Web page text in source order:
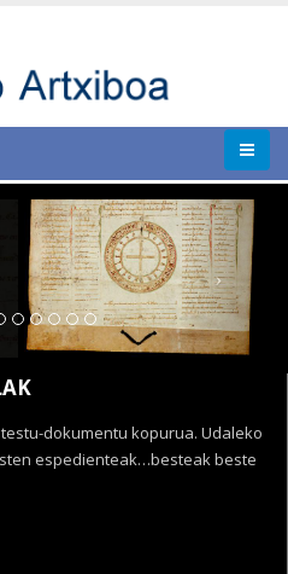
Next
dokumentu kopurua. Udaleko
espedienteak…besteak beste